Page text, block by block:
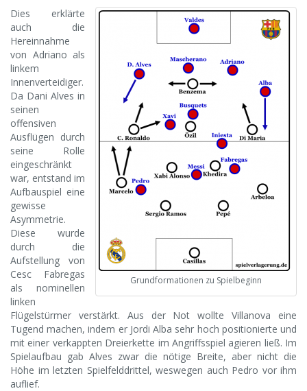
Grundformationen zu Spielbeginn
Dies erklärte
auch die
Hereinnahme
von Adriano als
linkem
Innenverteidiger.
Da Dani Alves in
seinen
offensiven
Ausflügen durch
seine Rolle
eingeschränkt
war, entstand im
Aufbauspiel eine
gewisse
Asymmetrie.
Diese wurde
durch die
Aufstellung von
Cesc Fabregas
als nominellen
linken
Flügelstürmer verstärkt. Aus der Not wollte Villanova eine
Tugend machen, indem er Jordi Alba sehr hoch positionierte und
mit einer verkappten Dreierkette im Angriffsspiel agieren ließ. Im
Spielaufbau gab Alves zwar die nötige Breite, aber nicht die
Höhe im letzten Spielfelddrittel, weswegen auch Pedro vor ihm
auflief.